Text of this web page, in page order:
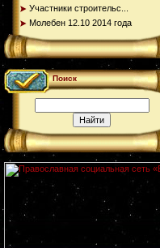
Участники строительс...
Молебен 12.10 2014 года
Поиск